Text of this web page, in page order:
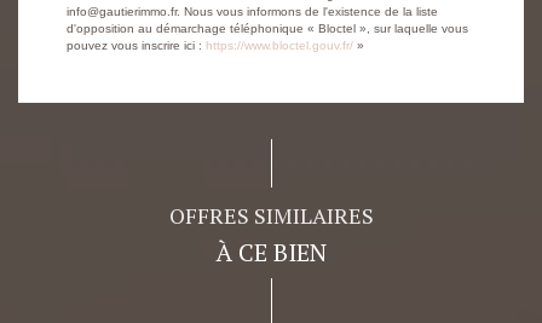
info@gautierimmo.fr. Nous vous informons de l'existence de la liste
d'opposition au démarchage téléphonique « Bloctel », sur laquelle vous
pouvez vous inscrire ici : https://www.bloctel.gouv.fr/ »
OFFRES SIMILAIRES
À CE BIEN